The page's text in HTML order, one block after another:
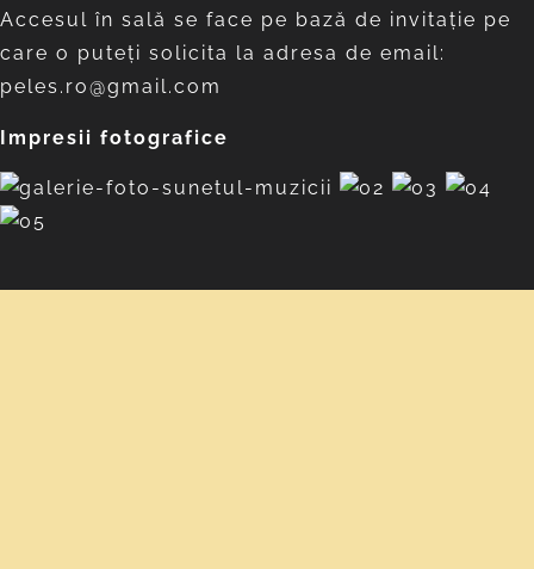
Accesul în sală se face pe bază de invitație pe
care o puteți solicita la adresa de email:
peles.ro@gmail.com
Impresii fotografice